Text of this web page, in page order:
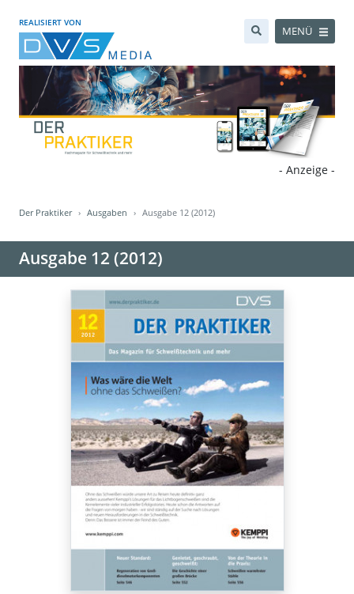
REALISIERT VON
MENÜ
- Anzeige -
Der Praktiker Ausgaben Ausgabe 12 (2012)
Ausgabe 12 (2012)